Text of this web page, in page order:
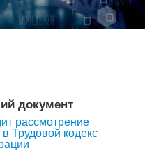
документ
рассмотрение
Трудовой кодекс